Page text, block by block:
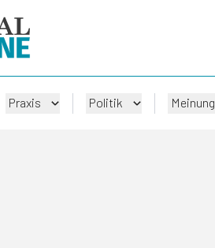
Praxis Politik Meinung